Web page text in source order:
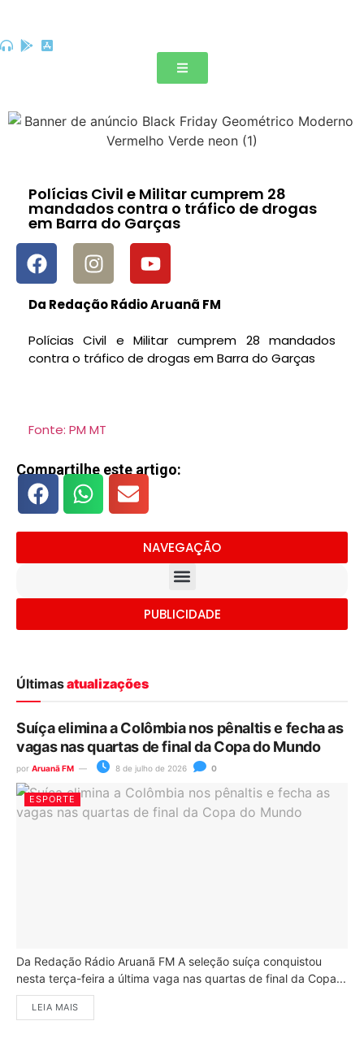
Polícias Civil e Militar cumprem 28
mandados contra o tráfico de drogas
em Barra do Garças
Da Redação Rádio Aruanã FM
Polícias Civil e Militar cumprem 28 mandados
contra o tráfico de drogas em Barra do Garças
Fonte: PM MT
Compartilhe este artigo:
NAVEGAÇÃO
PUBLICIDADE
Últimasatualizações
Suíça elimina a Colômbia nos pênaltis e fecha as
vagas nas quartas de final da Copa do Mundo
por Aruanã FM 8 de julho de 2026 0
ESPORTE
Da Redação Rádio Aruanã FM A seleção suíça conquistou
nesta terça-feira a última vaga nas quartas de final da Copa...
LEIA MAIS